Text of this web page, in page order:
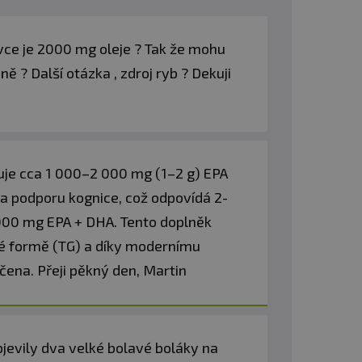
je 2000 mg oleje ? Tak že mohu
? Další otázka , zdroj ryb ? Dekuji
cca 1 000–2 000 mg (1–2 g) EPA
podporu kognice, což odpovídá 2-
mg EPA + DHA. Tento doplněk
formě (TG) a díky modernímu
Přeji pěkný den, Martin
dva velké bolavé boláky na